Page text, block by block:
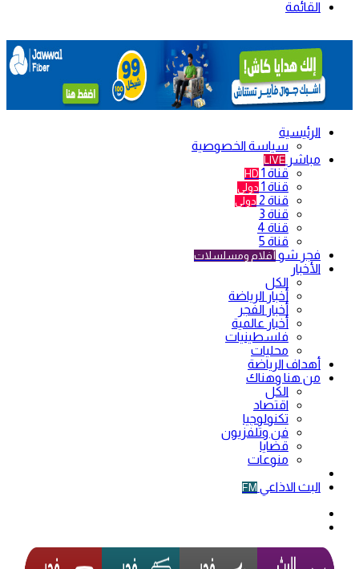
القائمة
الرئيسية
سياسة الخصوصية
مباشر LIVE
قناة 1 HD
قناة 1 دولي
قناة 2 دولي
قناة 3
قناة 4
قناة 5
فجر شو أفلام ومسلسلات
الأخبار
الكل
أخبار الرياضة
أخبار الفجر
أخبار عالمية
فلسطينيات
محليات
أهداف الرياضة
من هنا وهناك
الكل
اقتصاد
تكنولوجيا
فن وتلفزيون
قضايا
منوعات
البث الاذاعي FM